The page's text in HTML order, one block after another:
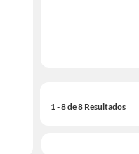
1 - 8 de 8 Resultados